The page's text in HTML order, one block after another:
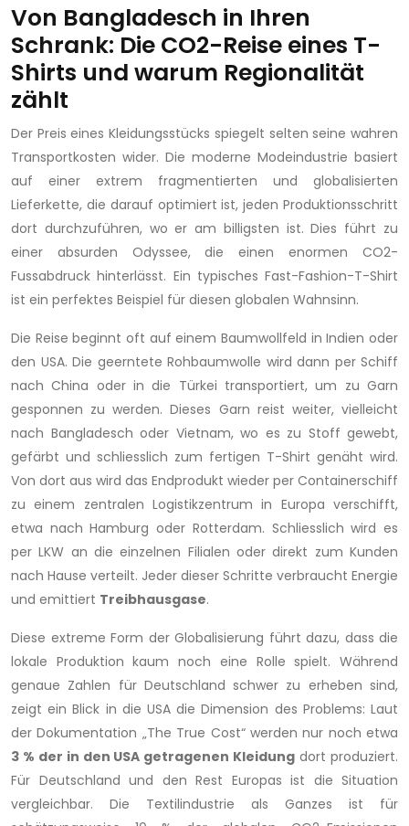
Von Bangladesch in Ihren
Schrank: Die CO2-Reise eines T-
Shirts und warum Regionalität
zählt
Der Preis eines Kleidungsstücks spiegelt selten seine wahren
Transportkosten wider. Die moderne Modeindustrie basiert
auf einer extrem fragmentierten und globalisierten
Lieferkette, die darauf optimiert ist, jeden Produktionsschritt
dort durchzuführen, wo er am billigsten ist. Dies führt zu
einer absurden Odyssee, die einen enormen CO2-
Fussabdruck hinterlässt. Ein typisches Fast-Fashion-T-Shirt
ist ein perfektes Beispiel für diesen globalen Wahnsinn.
Die Reise beginnt oft auf einem Baumwollfeld in Indien oder
den USA. Die geerntete Rohbaumwolle wird dann per Schiff
nach China oder in die Türkei transportiert, um zu Garn
gesponnen zu werden. Dieses Garn reist weiter, vielleicht
nach Bangladesch oder Vietnam, wo es zu Stoff gewebt,
gefärbt und schliesslich zum fertigen T-Shirt genäht wird.
Von dort aus wird das Endprodukt wieder per Containerschiff
zu einem zentralen Logistikzentrum in Europa verschifft,
etwa nach Hamburg oder Rotterdam. Schliesslich wird es
per LKW an die einzelnen Filialen oder direkt zum Kunden
nach Hause verteilt. Jeder dieser Schritte verbraucht Energie
und emittiert Treibhausgase.
Diese extreme Form der Globalisierung führt dazu, dass die
lokale Produktion kaum noch eine Rolle spielt. Während
genaue Zahlen für Deutschland schwer zu erheben sind,
zeigt ein Blick in die USA die Dimension des Problems: Laut
der Dokumentation „The True Cost“ werden nur noch etwa
3 % der in den USA getragenen Kleidung dort produziert.
Für Deutschland und den Rest Europas ist die Situation
vergleichbar. Die Textilindustrie als Ganzes ist für